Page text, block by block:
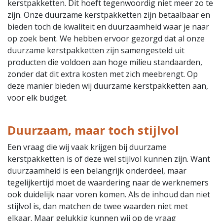
kerstpakketten. Dit hoeft tegenwoordig niet meer zo te
zijn. Onze duurzame kerstpakketten zijn betaalbaar en
bieden toch de kwaliteit en duurzaamheid waar je naar
op zoek bent. We hebben ervoor gezorgd dat al onze
duurzame kerstpakketten zijn samengesteld uit
producten die voldoen aan hoge milieu standaarden,
zonder dat dit extra kosten met zich meebrengt. Op
deze manier bieden wij duurzame kerstpakketten aan,
voor elk budget.
Duurzaam, maar toch stijlvol
Een vraag die wij vaak krijgen bij duurzame
kerstpakketten is of deze wel stijlvol kunnen zijn. Want
duurzaamheid is een belangrijk onderdeel, maar
tegelijkertijd moet de waardering naar de werknemers
ook duidelijk naar voren komen. Als de inhoud dan niet
stijlvol is, dan matchen de twee waarden niet met
elkaar. Maar gelukkig kunnen wij op de vraag